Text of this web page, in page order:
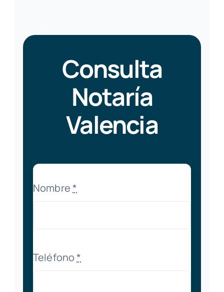
Consulta
Notaría
Valencia
Nombre*
Teléfono*